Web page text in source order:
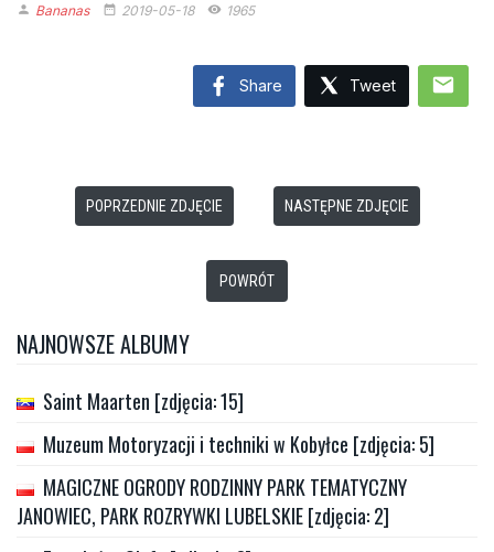
person Bananas date_range 2019-05-18 remove_red_eye 1965
Share Tweet mail
POPRZEDNIE ZDJĘCIE NASTĘPNE ZDJĘCIE
POWRÓT
NAJNOWSZE ALBUMY
Saint Maarten [zdjęcia: 15]
Muzeum Motoryzacji i techniki w Kobyłce [zdjęcia: 5]
MAGICZNE OGRODY RODZINNY PARK TEMATYCZNY
JANOWIEC, PARK ROZRYWKI LUBELSKIE [zdjęcia: 2]